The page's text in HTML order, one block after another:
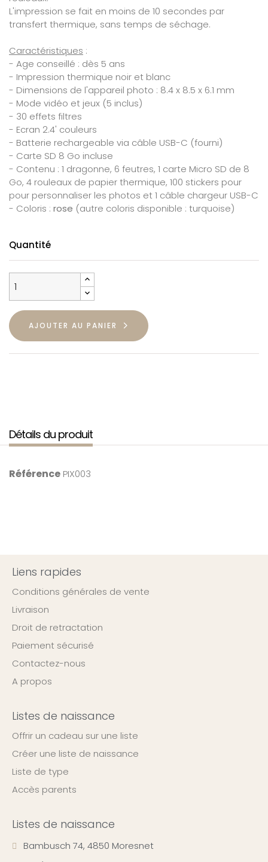
L'impression se fait en moins de 10 secondes par
transfert thermique, sans temps de séchage.
Caractéristiques :
- Age conseillé : dès 5 ans
- Impression thermique noir et blanc
- Dimensions de l'appareil photo : 8.4 x 8.5 x 6.1 mm
- Mode vidéo et jeux (5 inclus)
- 30 effets filtres
- Ecran 2.4' couleurs
- Batterie rechargeable via câble USB-C (fourni)
- Carte SD 8 Go incluse
- Contenu : 1 dragonne, 6 feutres, 1 carte Micro SD de 8
Go, 4 rouleaux de papier thermique, 100 stickers pour
pour personnaliser les photos et 1 câble chargeur USB-C
- Coloris : rose (autre coloris disponible : turquoise)
Quantité
AJOUTER AU PANIER
Détails du produit
Référence PIX003
Liens rapides
Conditions générales de vente
Livraison
Droit de retractation
Paiement sécurisé
Contactez-nous
A propos
Listes de naissance
Offrir un cadeau sur une liste
Créer une liste de naissance
Liste de type
Accès parents
Listes de naissance
Bambusch 74, 4850 Moresnet